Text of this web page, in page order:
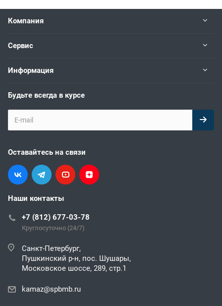
Компания
Сервис
Информация
Будьте всегда в курсе
Оставайтесь на связи
Наши контакты
+7 (812) 677-03-78
Круглосуточно (24/7)
Санкт-Петербург,
Пушкинский р-н, пос. Шушары,
Московское шоссе, 289, стр.1
kamaz@spbmb.ru